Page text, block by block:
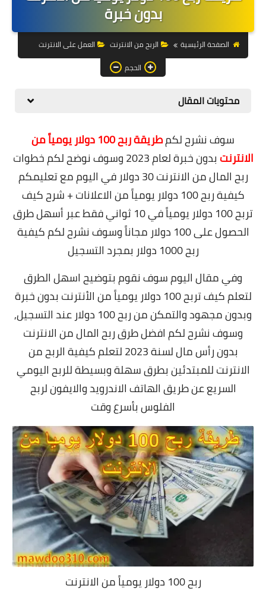
التجارة الالكترونية
التسويق
التداول
الهاتف
المواقع
زيادة متابعين
العملات المشفرة
الاستثمار
بدون خبرة
الصفحة الرئيسية الربح من الانترنت
العمل على الانترنت
الحجم
محتويات المقال
سوف نشرح لكم
طريقة ربح 100 دولار يومياً من
الانترنت
بدون خبرة لعام 2023 وسوف نوضح لكم خطوات
ربح المال من الانترنت 30 دولار في اليوم مع تعليمكم
كيفية ربح 100 دولار يومياً من الاعلانات + شرح كيف
تربح 100 دولار يومياً في 10 ثواني فقط عبر أسهل طرق
الحصول على 100 دولار مجاناً وسوف نشرح لكم كيفية
ربح 1000 دولار بمجرد التسجيل
وفي مقال اليوم سوف نقوم بتوضيح اسهل الطرق
لتعلم كيف تربح 100 دولار يومياً من الأنترنت بدون خبرة
وبدون مجهود والتمكن من ربح 100 دولار عند التسجيل,
وسوف نشرح لكم افضل طرق ربح المال من الانترنت
بدون رأس مال لسنة 2023 لتعلم كيفية الربح من
الانترنت للمبتدئين بطرق سهلة وبسيطة للربح اليومي
السريع عن طريق الهاتف الاندرويد والايفون لربح
الفلوس بأسرع وقت
ربح 100 دولار يومياً من الانترنت